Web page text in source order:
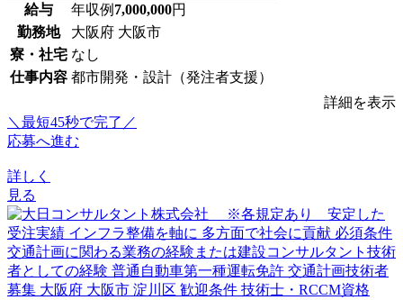
給与 年収例 7,000,000円
勤務地
大阪府 大阪市
寮・社宅 なし
仕事内容 都市開発・設計（発注者支援）
詳細を表示
＼最短45秒で完了／
応募へ進む
詳しく
見る